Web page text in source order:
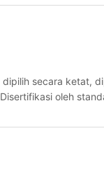
secara ketat,
oleh